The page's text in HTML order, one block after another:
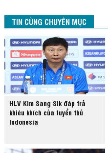
TIN CÙNG CHUYÊN MỤC
HLV Kim Sang Sik đáp trả
khiêu khích của tuyển thủ
Indonesia